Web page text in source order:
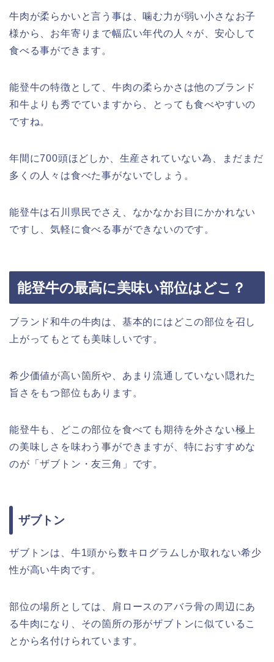
牛肉が柔らかいと言う事は、噛む力が弱い小さなお子
様から、お年寄りまで幅広い年代の人々が、安心して
食べる事ができます。
能登牛の特徴として、牛肉の柔らかさは他のブランド
和牛よりも秀でていますから、とっても食べやすいの
ですね。
年間に700頭ほどしか、生産されていない為、まだまだ
多くの人々は食べた事がないでしょう。
能登牛は石川県民でさえ、なかなかお目にかかれない
ですし、気軽に食べる事ができないのです。
能登牛の最高に美味い部位はどこ？
ブランド和牛の牛肉は、基本的にはどこの部位を召し
上がってもとても美味しいです。
希少価値が高い箇所や、あまり流通していない隠れた
旨さをもつ部位もあります。
能登牛も、どこの部位を食べても期待を外さない極上
の美味しさを味わう事ができますが、特におすすめな
のが「ザブトン・友三角」です。
ザブトン
ザブトンは、牛1頭から数キログラムしか取れない希少
性が高い牛肉です。
部位の場所としては、肩ロースのアバラ骨の周辺にあ
る牛肉になり、その箇所の形がザブトンに似ているこ
とから名付けられています。